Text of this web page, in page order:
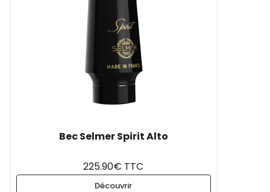
Bec Selmer Spirit Alto
225.90€ TTC
Découvrir